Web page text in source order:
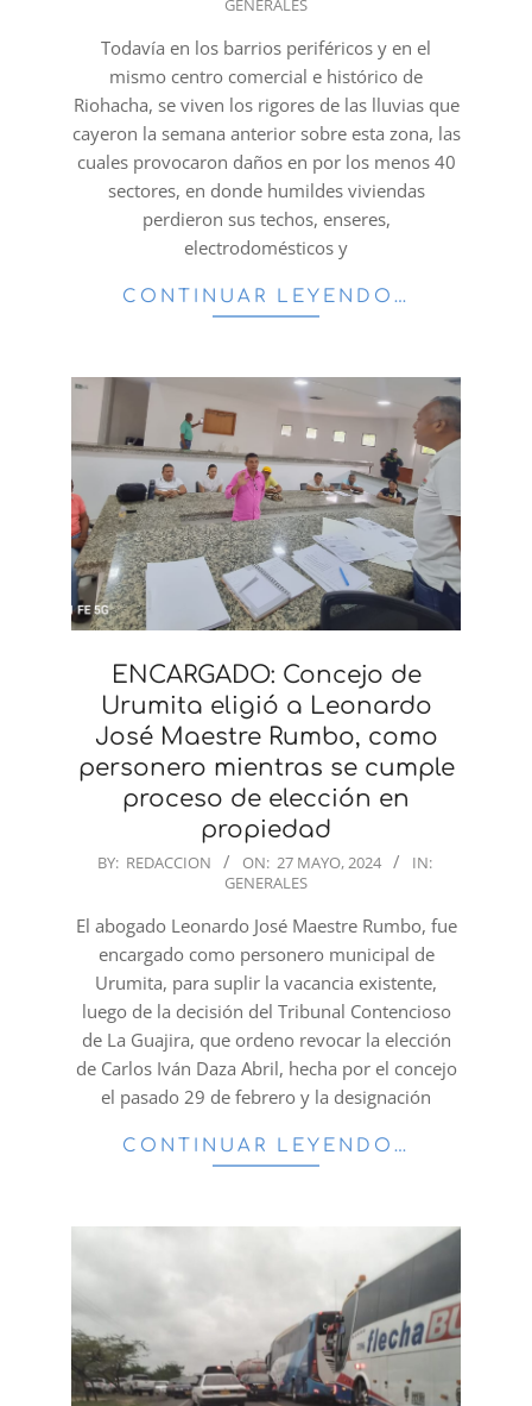
GENERALES
Todavía en los barrios periféricos y en el
mismo centro comercial e histórico de
Riohacha, se viven los rigores de las lluvias que
cayeron la semana anterior sobre esta zona, las
cuales provocaron daños en por los menos 40
sectores, en donde humildes viviendas
perdieron sus techos, enseres,
electrodomésticos y
CONTINUAR LEYENDO…
ENCARGADO: Concejo de
Urumita eligió a Leonardo
José Maestre Rumbo, como
personero mientras se cumple
proceso de elección en
propiedad
2024-
27
BY: REDACCION ON: 27 MAYO, 2024
IN:
GENERALES
El abogado Leonardo José Maestre Rumbo, fue
encargado como personero municipal de
Urumita, para suplir la vacancia existente,
luego de la decisión del Tribunal Contencioso
de La Guajira, que ordeno revocar la elección
de Carlos Iván Daza Abril, hecha por el concejo
el pasado 29 de febrero y la designación
CONTINUAR LEYENDO…